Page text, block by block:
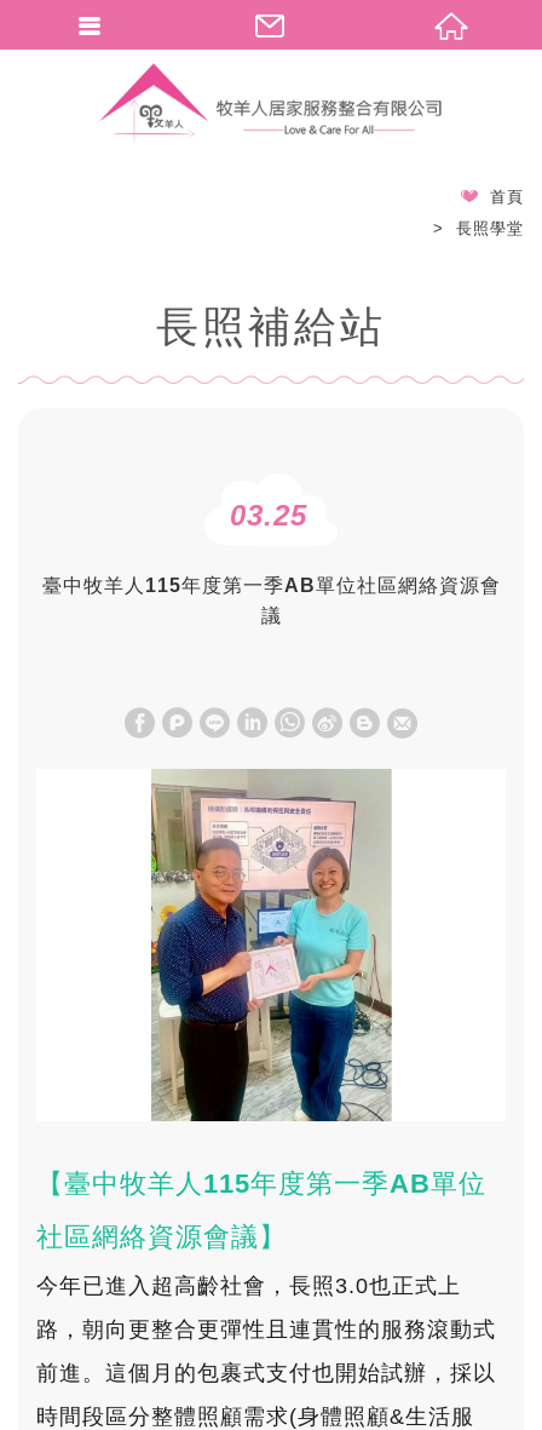
首頁
長照學堂
長照補給站
03.25
臺中牧羊人115年度第一季AB單位社區網絡資源會
議
【臺中牧羊人115年度第一季AB單位
社區網絡資源會議】
今年已進入超高齡社會，長照3.0也正式上
路，朝向更整合更彈性且連貫性的服務滾動式
前進。這個月的包裹式支付也開始試辦，採以
時間段區分整體照顧需求(身體照顧&生活服